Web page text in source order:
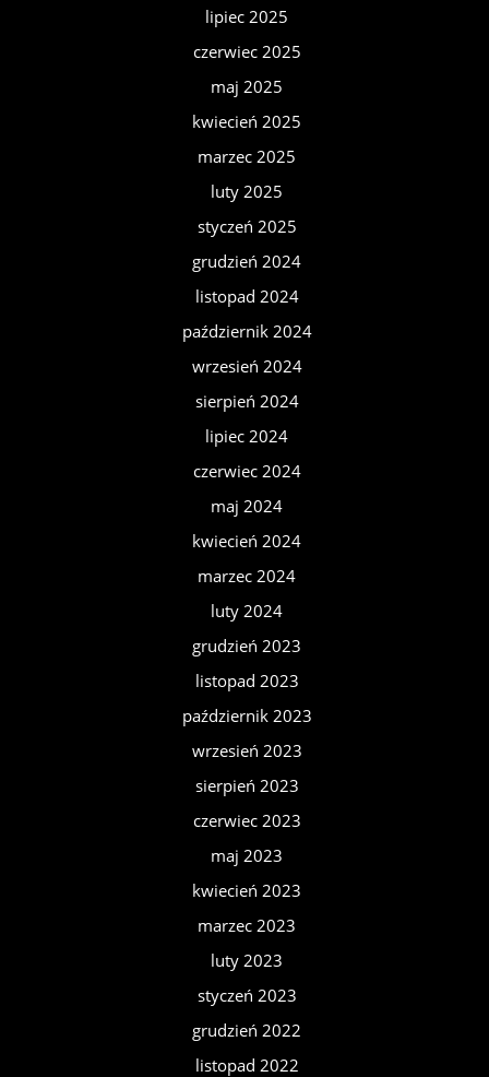
lipiec 2025
czerwiec 2025
maj 2025
kwiecień 2025
marzec 2025
luty 2025
styczeń 2025
grudzień 2024
listopad 2024
październik 2024
wrzesień 2024
sierpień 2024
lipiec 2024
czerwiec 2024
maj 2024
kwiecień 2024
marzec 2024
luty 2024
grudzień 2023
listopad 2023
październik 2023
wrzesień 2023
sierpień 2023
czerwiec 2023
maj 2023
kwiecień 2023
marzec 2023
luty 2023
styczeń 2023
grudzień 2022
listopad 2022